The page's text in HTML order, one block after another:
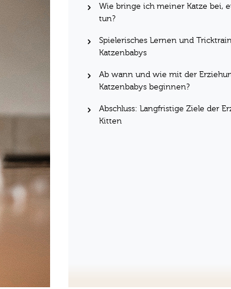
Wie bringe ich meiner Katze bei,
tun?
Spielerisches Lernen und
Katzenbabys
Ab wann und wie mit der
Katzenbabys beginnen?
Abschluss: Langfristige Ziele der
Kitten